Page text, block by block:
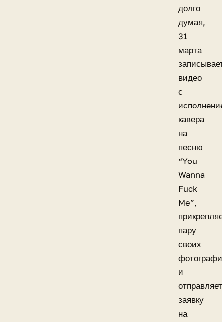
долго
думая,
31
марта
видео
с
кавера
на
песню
“You
Wanna
Fuck
Me”,
пару
своих
и
отправляет
заявку
на